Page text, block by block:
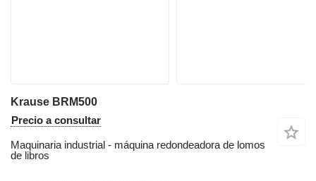
Krause BRM500
Precio a consultar
Maquinaria industrial - máquina redondeadora de lomos
de libros